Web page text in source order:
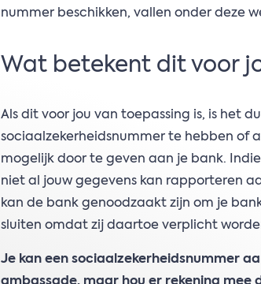
nummer beschikken, vallen onder deze
Wat betekent dit voor
Als dit voor jou van toepassing is, is het
sociaalzekerheidsnummer te hebben of
mogelijk door te geven aan je bank.
niet al jouw gegevens kan rapporteren
kan de bank genoodzaakt zijn om je
sluiten omdat zij daartoe verplicht
Je kan een sociaalzekerheidsnummer